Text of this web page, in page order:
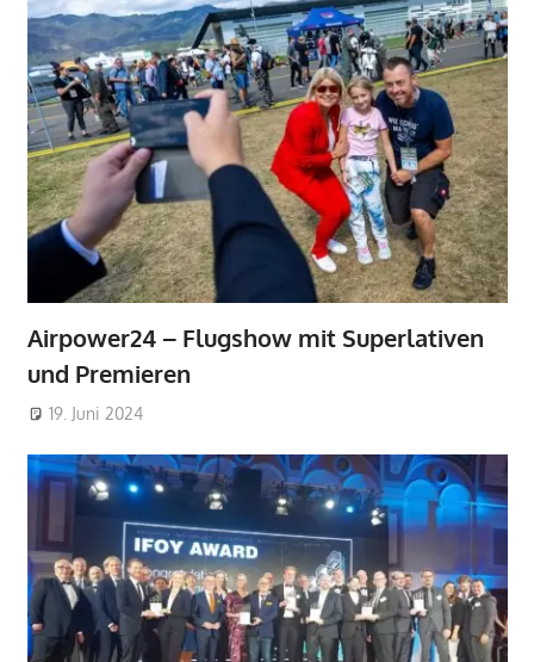
Airpower24 – Flugshow mit Superlativen
und Premieren
19. Juni 2024